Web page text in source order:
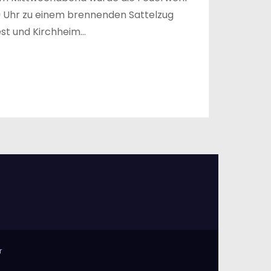
Uhr zu einem brennenden Sattelzug
und Kirchheim…